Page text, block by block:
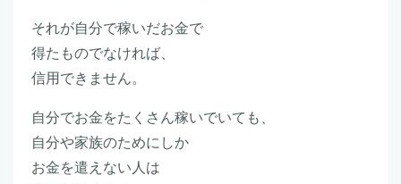
それが自分で稼いだお金で
得たものでなければ、
信用できません。
自分でお金をたくさん稼いでいても、
自分や家族のためにしか
お金を遣えない人は